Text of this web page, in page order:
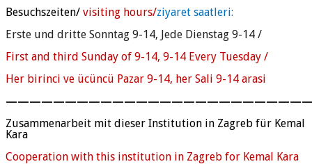
Besuchszeiten/ visiting hours/ziyaret saatleri:
Erste und dritte Sonntag 9-14, Jede Dienstag 9-14 /
First and third Sunday of 9-14, 9-14 Every Tuesday /
Her birinci ve ücüncü Pazar 9-14, her Sali 9-14 arasi
Zusammenarbeit mit dieser Institution in Zagreb für Kemal
Kara
Cooperation with this institution in Zagreb for Kemal Kara